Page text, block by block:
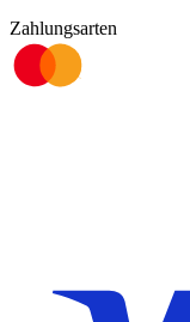
Zahlungsarten